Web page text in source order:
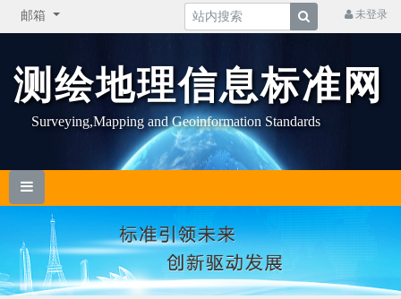
邮箱 未登录
测绘地理信息标准网
Surveying,Mapping and Geoinformation Standards